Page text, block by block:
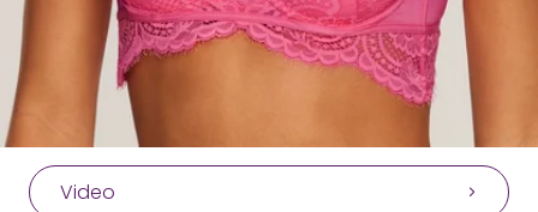
Video